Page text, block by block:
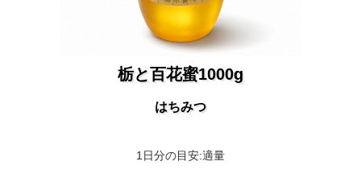
栃と百花蜜1000g
はちみつ
1日分の目安:適量